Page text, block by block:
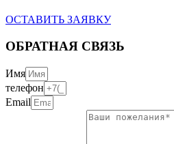
ОСТАВИТЬ ЗАЯВКУ
ОБРАТНАЯ СВЯЗЬ
Имя
телефон
Email